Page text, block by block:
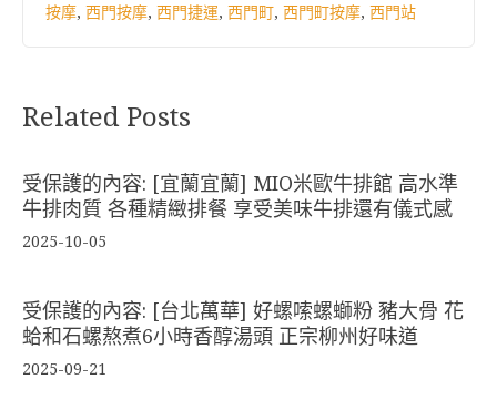
按摩, 西門按摩, 西門捷運, 西門町, 西門町按摩, 西門站
Related Posts
受保護的內容: [宜蘭宜蘭] MIO米歐牛排館 高水準
牛排肉質 各種精緻排餐 享受美味牛排還有儀式感
2025-10-05
受保護的內容: [台北萬華] 好螺嗦螺螄粉 豬大骨 花
蛤和石螺熬煮6小時香醇湯頭 正宗柳州好味道
2025-09-21